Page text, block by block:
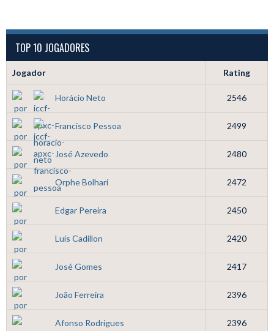
TOP 10 JOGADORES
Jogador Rating
Horácio Neto 2546
Francisco Pessoa 2499
José Azevedo 2480
Orphe Bolhari 2472
Edgar Pereira 2450
Luís Cadillon 2420
José Gomes 2417
João Ferreira 2396
Afonso Rodrigues 2396